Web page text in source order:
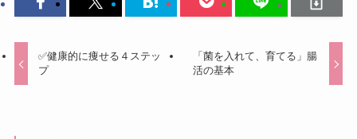
✅健康的に痩せる４ステッ
プ
「菌を入れて、育てる」腸
活の基本